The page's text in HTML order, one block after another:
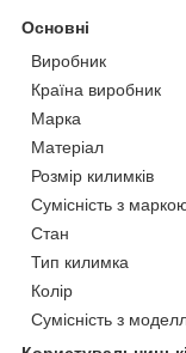
Основні
Виробник
Країна виробник
Марка
Матеріал
Розмір килимків
Сумісність з
Стан
Тип килимка
Колір
Сумісність з